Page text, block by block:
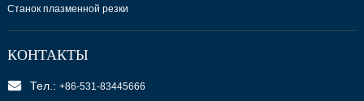
Станок плазменной резки
КОНТАКТЫ
Тел.: +86-531-83445666